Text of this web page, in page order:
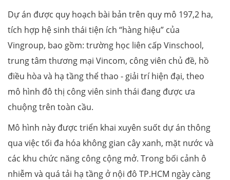
Dự án được quy hoạch bài bản trên quy mô 197,2 ha,
tích hợp hệ sinh thái tiện ích “hàng hiệu” của
Vingroup, bao gồm: trường học liên cấp Vinschool,
trung tâm thương mại Vincom, công viên chủ đề, hồ
điều hòa và hạ tầng thể thao - giải trí hiện đại, theo
mô hình đô thị công viên sinh thái đang được ưa
chuộng trên toàn cầu.
Mô hình này được triển khai xuyên suốt dự án thông
qua việc tối đa hóa không gian cây xanh, mặt nước và
các khu chức năng công cộng mở. Trong bối cảnh ô
nhiễm và quá tải hạ tầng ở nội đô TP.HCM ngày càng